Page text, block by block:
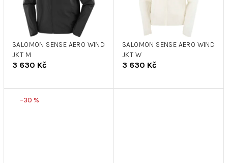
SALOMON SENSE AERO WIND
JKT M
3 630 Kč
SALOMON SENSE AERO WIND
JKT W
3 630 Kč
–30 %